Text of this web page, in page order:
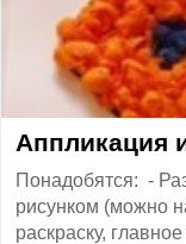
Аппликация
Понадобятся: -
рисунком (можно
раскраску,